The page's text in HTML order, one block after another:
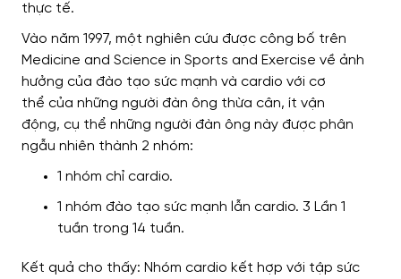
thực tế.
Vào năm 1997, một nghiên cứu được công bố trên
Medicine and Science in Sports and Exercise về ảnh
hưởng của đào tạo sức mạnh và cardio với cơ
thể của những người đàn ông thừa cân, ít vận
động, cụ thể những người đàn ông này được phân
ngẫu nhiên thành 2 nhóm:
1 nhóm chỉ cardio.
1 nhóm đào tạo sức mạnh lẫn cardio. 3 Lần 1
tuần trong 14 tuần.
Kết quả cho thấy: Nhóm cardio kết hợp với tập sức